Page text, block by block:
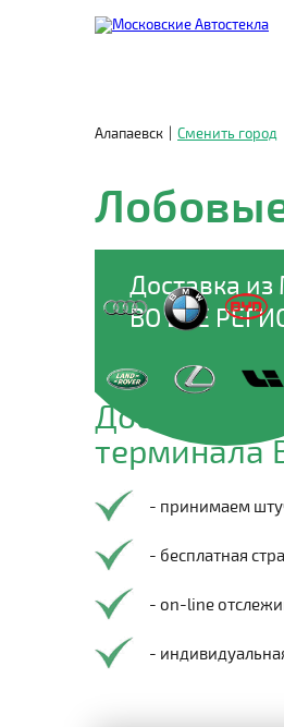
Алапаевск Сменить город
Лобовые
Доставка
ВО ВСЕ
Доставим
терминала
- принимаем
- бесплатная
- on-line
-